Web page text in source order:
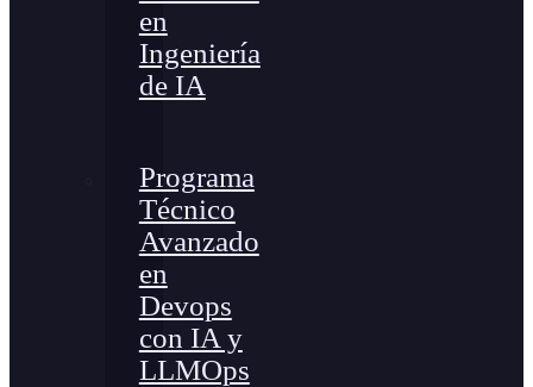
en
Ingeniería
de IA
Programa
Técnico
Avanzado
en
Devops
con IA y
LLMOps